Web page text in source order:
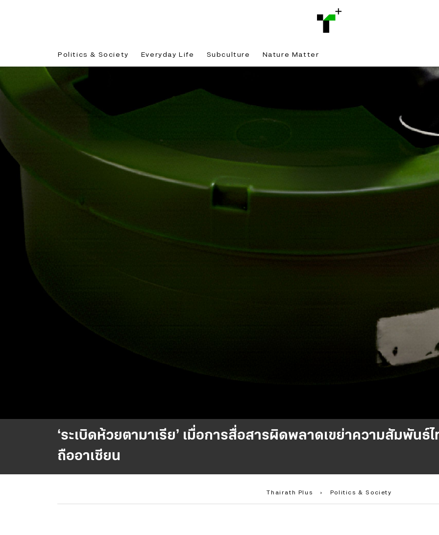
Politics & Society Everyday Life Subculture Nature Matter
‘ระเบิดห้วยตามาเรีย’ เมื่อการสื่อสารผิดพลาดเขย่าความสัมพัน
ถืออาเซียน
Thairath Plus › Politics & Society